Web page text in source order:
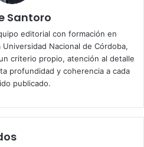
Santoro
editorial con formación en
Nacional de Córdoba,
criterio propio, atención al detalle
profundidad y coherencia a cada
publicado.